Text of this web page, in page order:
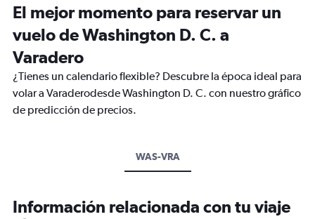
El mejor momento para reservar un
vuelo de Washington D. C. a
Varadero
¿Tienes un calendario flexible? Descubre la época ideal para
volar a Varaderodesde Washington D. C. con nuestro gráfico
de predicción de precios.
WAS-VRA
Información relacionada con tu viaje